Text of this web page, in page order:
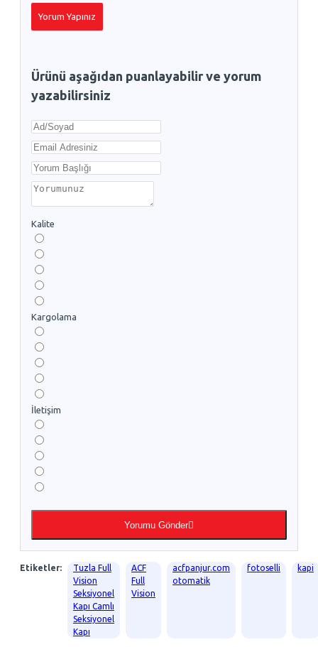
Yorum Yapınız
Ürünü aşağıdan puanlayabilir ve yorum
yazabilirsiniz
Kalite
Kargolama
İletişim
Yorumu Gönder
Etiketler:
Tuzla Full
Vision
Seksiyonel
Kapı Camlı
Seksiyonel
Kapı
ACF
Full
Vision
acfpanjur.com
otomatik
fotoselli kapi